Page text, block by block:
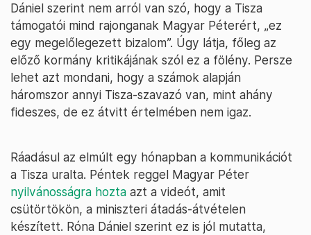
Dániel szerint nem arról van szó, hogy a Tisza
támogatói mind rajonganak Magyar Péterért, „ez
egy megelőlegezett bizalom”. Úgy látja, főleg az
előző kormány kritikájának szól ez a fölény. Persze
lehet azt mondani, hogy a számok alapján
háromszor annyi Tisza-szavazó van, mint ahány
fideszes, de ez átvitt értelmében nem igaz.
Ráadásul az elmúlt egy hónapban a kommunikációt
a Tisza uralta. Péntek reggel Magyar Péter
nyilvánosságra hozta azt a videót, amit
csütörtökön, a miniszteri átadás-átvételen
készített. Róna Dániel szerint ez is jól mutatta,